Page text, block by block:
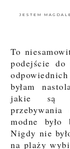
JESTEM
To
podejście
byłam
jakie są
modne
Nigdy nie
na plaży